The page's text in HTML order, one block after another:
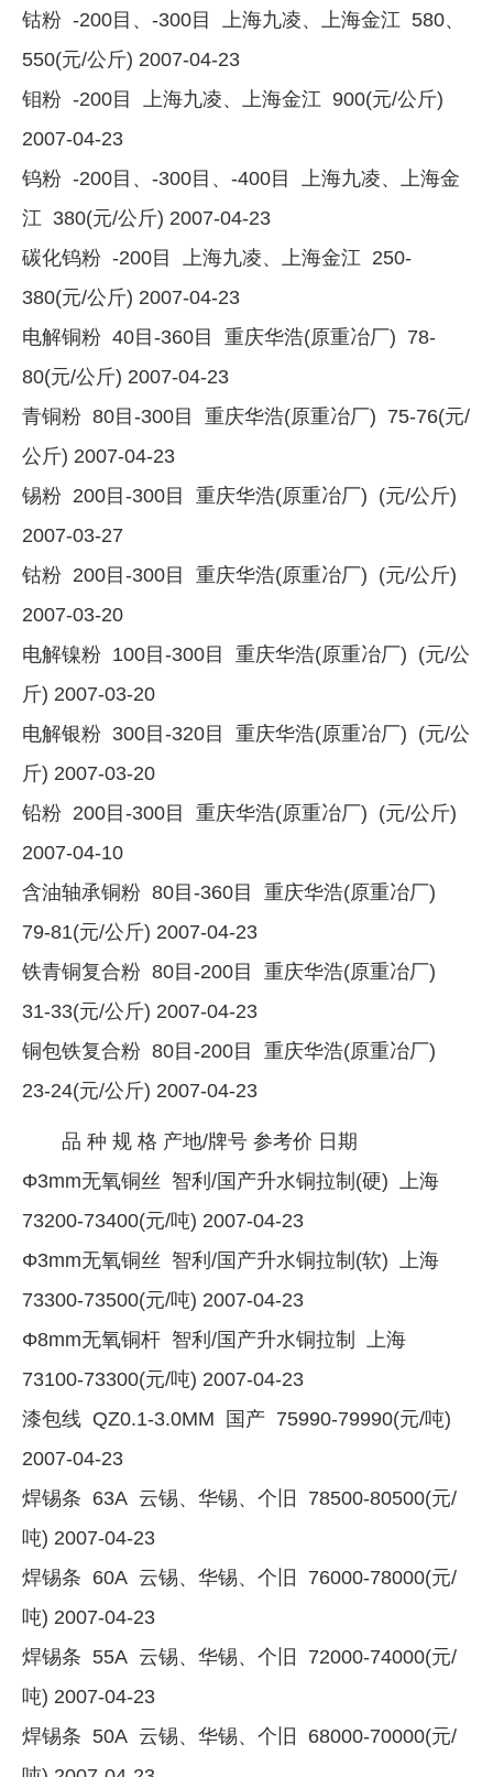
钴粉 -200目、-300目 上海九凌、上海金江 580、
550(元/公斤) 2007-04-23
钼粉 -200目 上海九凌、上海金江 900(元/公斤)
2007-04-23
钨粉 -200目、-300目、-400目 上海九凌、上海金
江 380(元/公斤) 2007-04-23
碳化钨粉 -200目 上海九凌、上海金江 250-
380(元/公斤) 2007-04-23
电解铜粉 40目-360目 重庆华浩(原重冶厂) 78-
80(元/公斤) 2007-04-23
青铜粉 80目-300目 重庆华浩(原重冶厂) 75-76(元/
公斤) 2007-04-23
锡粉 200目-300目 重庆华浩(原重冶厂) (元/公斤)
2007-03-27
钴粉 200目-300目 重庆华浩(原重冶厂) (元/公斤)
2007-03-20
电解镍粉 100目-300目 重庆华浩(原重冶厂) (元/公
斤) 2007-03-20
电解银粉 300目-320目 重庆华浩(原重冶厂) (元/公
斤) 2007-03-20
铅粉 200目-300目 重庆华浩(原重冶厂) (元/公斤)
2007-04-10
含油轴承铜粉 80目-360目 重庆华浩(原重冶厂)
79-81(元/公斤) 2007-04-23
铁青铜复合粉 80目-200目 重庆华浩(原重冶厂)
31-33(元/公斤) 2007-04-23
铜包铁复合粉 80目-200目 重庆华浩(原重冶厂)
23-24(元/公斤) 2007-04-23
品 种 规 格 产地/牌号 参考价 日期
Φ3mm无氧铜丝 智利/国产升水铜拉制(硬) 上海
73200-73400(元/吨) 2007-04-23
Φ3mm无氧铜丝 智利/国产升水铜拉制(软) 上海
73300-73500(元/吨) 2007-04-23
Φ8mm无氧铜杆 智利/国产升水铜拉制 上海
73100-73300(元/吨) 2007-04-23
漆包线 QZ0.1-3.0MM 国产 75990-79990(元/吨)
2007-04-23
焊锡条 63A 云锡、华锡、个旧 78500-80500(元/
吨) 2007-04-23
焊锡条 60A 云锡、华锡、个旧 76000-78000(元/
吨) 2007-04-23
焊锡条 55A 云锡、华锡、个旧 72000-74000(元/
吨) 2007-04-23
焊锡条 50A 云锡、华锡、个旧 68000-70000(元/